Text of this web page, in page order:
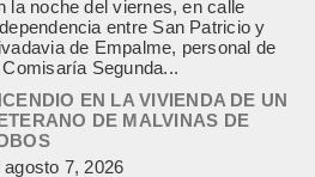
EN LA VIVIENDA DE UN
DE MALVINAS DE
agosto 7, 2026
tarde fueron requeridos los
Voluntarios, debido al
declarado en la vivienda de
Manuel Caminos 1.200,